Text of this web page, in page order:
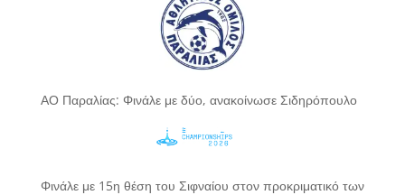
ΑΟ Παραλίας: Φινάλε με δύο, ανακοίνωσε Σιδηρόπουλο
Φινάλε με 15η θέση του Σιφναίου στον προκριματικό των